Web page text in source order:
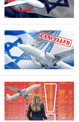
משפט
מדדים
ומחקרים
דעות
רכילות
עסקית